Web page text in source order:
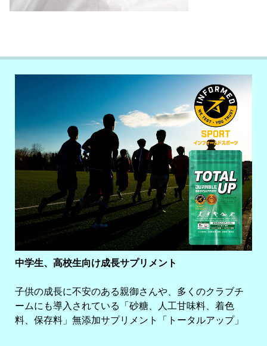
中学生、高校生向け成長サプリメント
子供の成長に不安のある親御さんや、多くのクラブチ
ームにも導入されている「砂糖、人工甘味料、着色
料、保存料」無添加サプリメント「トータルアップ」